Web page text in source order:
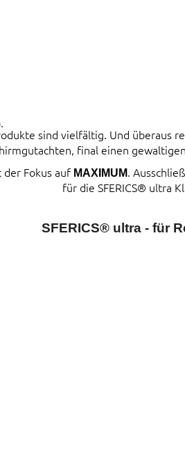
sind vielfältig. Und überaus
final einen
der Fokus auf MAXIMUM.
für die SFERICS® ultra
SFERICS® ultra - für